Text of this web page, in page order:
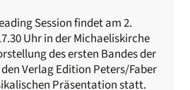
Session findet am 2.
Uhr in der Michaeliskirche
des ersten Bandes der
Verlag Edition Peters/Faber
Präsentation statt.